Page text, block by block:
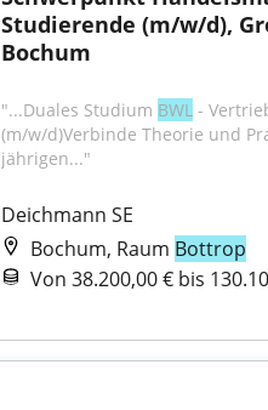
Studierende (m/w/d),
Bochum
"...Duales Studium BWL -
(m/w/d)Verbinde Theorie und
jährigen..."
Deichmann SE
Bochum, Raum Bottrop
Von 38.200,00 € bis